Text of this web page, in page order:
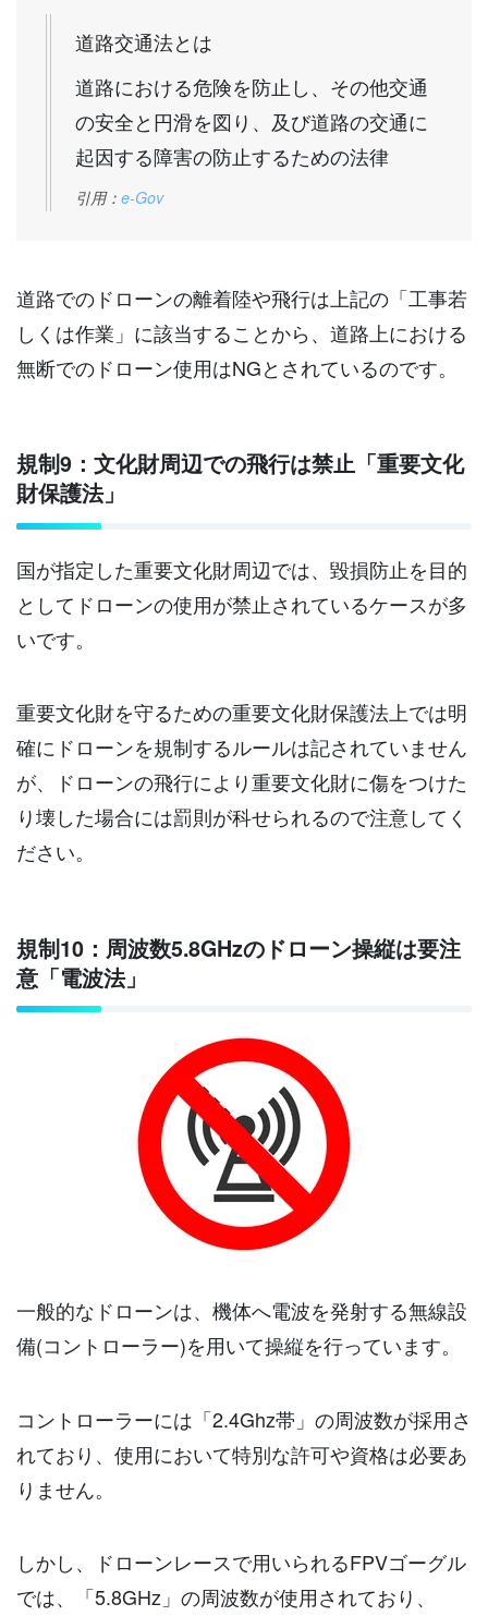
道路交通法とは
道路における危険を防止し、その他交通
の安全と円滑を図り、及び道路の交通に
起因する障害の防止するための法律
引用： e-Gov
道路でのドローンの離着陸や飛行は上記の「工事若
しくは作業」に該当することから、道路上における
無断でのドローン使用はNGとされているのです。
規制9：文化財周辺での飛行は禁止「重要文化
財保護法」
国が指定した重要文化財周辺では、毀損防止を目的
としてドローンの使用が禁止されているケースが多
いです。
重要文化財を守るための重要文化財保護法上では明
確にドローンを規制するルールは記されていません
が、ドローンの飛行により重要文化財に傷をつけた
り壊した場合には罰則が科せられるので注意してく
ださい。
規制10：周波数5.8GHzのドローン操縦は要注
意「電波法」
一般的なドローンは、機体へ電波を発射する無線設
備(コントローラー)を用いて操縦を行っています。
コントローラーには「2.4Ghz帯」の周波数が採用さ
れており、使用において特別な許可や資格は必要あ
りません。
しかし、ドローンレースで用いられるFPVゴーグル
では、「5.8GHz」の周波数が使用されており、